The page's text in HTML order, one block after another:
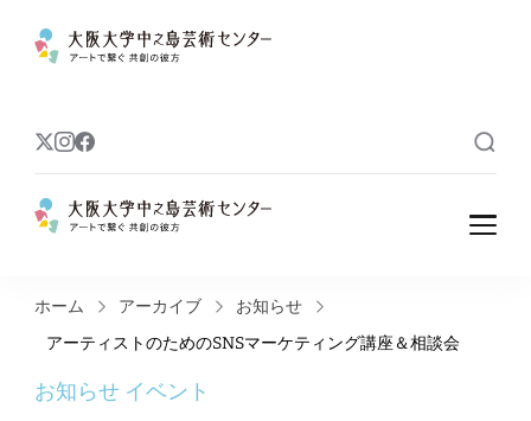
芸術センター
大阪大学中之島
芸術センター
アートで繋ぐ 共創の彼方
ホーム アーカイブ
お知らせ
アーティストのためのSNSマーケティング講座＆相談会
お知らせ イベント